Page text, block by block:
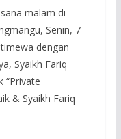
malam di
Senin, 7
dengan
Syaikh Fariq
“Private
& Syaikh Fariq